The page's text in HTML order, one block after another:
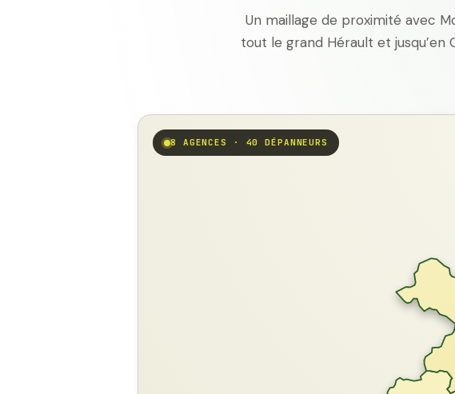
Un maillage de proximité avec
tout le grand Hérault et jusqu’en
8 AGENCES · 40 DÉPANNEURS